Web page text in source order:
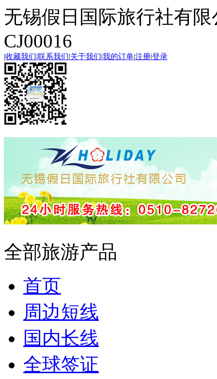
无锡假日国际旅行社有限
CJ00016
|收藏我们|联系我们|关于我们|我的订单|注册|登录
全部旅游产品
首页
周边短线
国内长线
全球签证